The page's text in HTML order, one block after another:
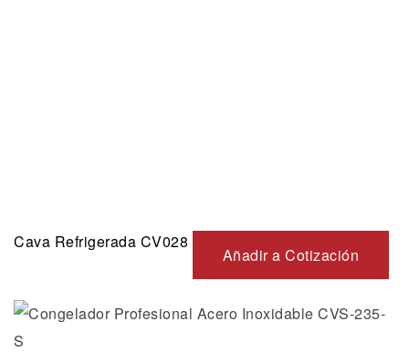
Cava Refrigerada CV028
Añadir a Cotización